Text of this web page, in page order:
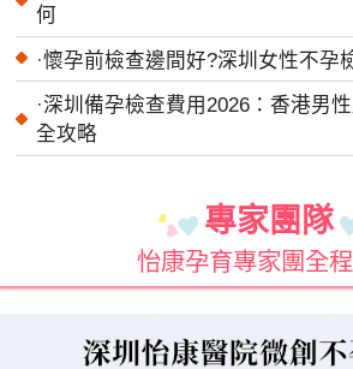
何
·懷孕前檢查邊間好?深圳女性不孕
·深圳備孕檢查費用2026：香港男
全攻略
專家團隊
怡康孕育專家團全